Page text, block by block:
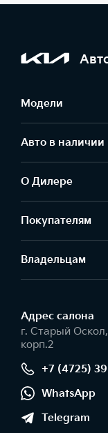
Модели
Авто в наличии
О Дилере
Покупателям
Владельцам
Адрес салонa
г. Старый
корп.2
+7 (4725)
WhatsApp
Telegram